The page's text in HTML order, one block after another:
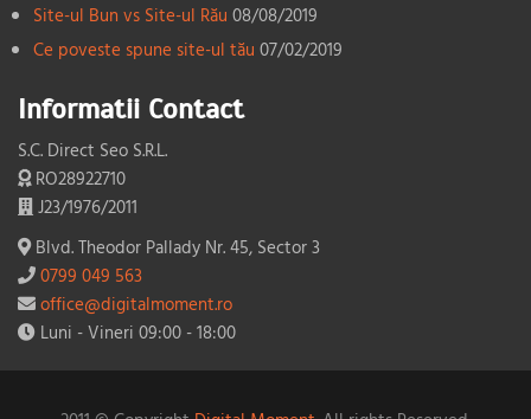
Site-ul Bun vs Site-ul Rău 08/08/2019
Ce poveste spune site-ul tău 07/02/2019
Informatii Contact
S.C. Direct Seo S.R.L.
RO28922710
J23/1976/2011
Blvd. Theodor Pallady Nr. 45, Sector 3
0799 049 563
office@digitalmoment.ro
Luni - Vineri 09:00 - 18:00